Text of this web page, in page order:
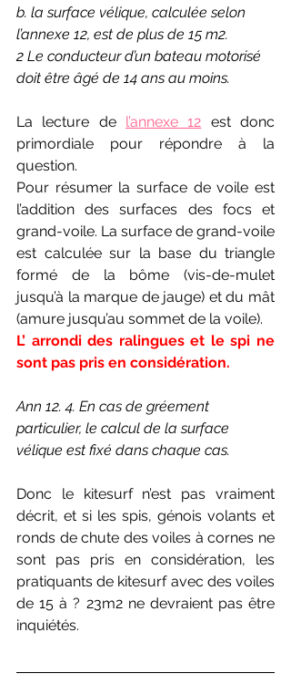
b. la surface vélique, calculée selon
l’annexe 12, est de plus de 15 m2.
2 Le conducteur d’un bateau motorisé
doit être âgé de 14 ans au moins.
La lecture de l’annexe 12 est donc
primordiale pour répondre à la
question.
Pour résumer la surface de voile est
l’addition des surfaces des focs et
grand-voile. La surface de grand-voile
est calculée sur la base du triangle
formé de la bôme (vis-de-mulet
jusqu’à la marque de jauge) et du mât
(amure jusqu’au sommet de la voile).
L’ arrondi des ralingues et le spi ne
sont pas pris en considération.
Ann 12. 4. En cas de gréement
particulier, le calcul de la surface
vélique est fixé dans chaque cas.
Donc le kitesurf n’est pas vraiment
décrit, et si les spis, génois volants et
ronds de chute des voiles à cornes ne
sont pas pris en considération, les
pratiquants de kitesurf avec des voiles
de 15 à ? 23m2 ne devraient pas être
inquiétés.